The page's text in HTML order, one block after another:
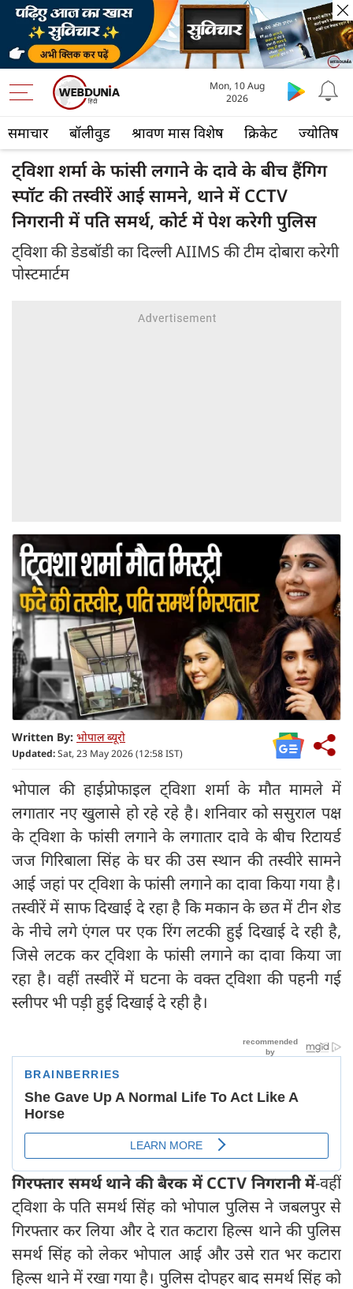
समाचार बॉलीवुड श्रावण मास विशेष क्रिकेट ज्योतिष
Mon, 10 Aug
2026
ट्विशा शर्मा के फांसी लगाने के दावे के बीच हैंगिग
स्पॉट की तस्वीरें आई सामने, थाने में CCTV
निगरानी में पति समर्थ, कोर्ट में पेश करेगी पुलिस
ट्विशा की डेडबॉडी का दिल्ली AIIMS की टीम दोबारा करेगी
पोस्टमार्टम
Written By: भोपाल ब्यूरो
Updated:Sat, 23 May 2026 (12:58 IST)
भोपाल की हाईप्रोफाइल ट्विशा शर्मा के मौत मामले में
लगातार नए खुलासे हो रहे रहे है। शनिवार को ससुराल पक्ष
के ट्विशा के फांसी लगाने के लगातार दावे के बीच रिटायर्ड
जज गिरिबाला सिंह के घर की उस स्थान की तस्वीरे सामने
आई जहां पर ट्विशा के फांसी लगाने का दावा किया गया है।
तस्वीरें में साफ दिखाई दे रहा है कि मकान के छत में टीन शेड
के नीचे लगे एंगल पर एक रिंग लटकी हुई दिखाई दे रही है,
जिसे लटक कर ट्विशा के फांसी लगाने का दावा किया जा
रहा है। वहीं तस्वीरें में घटना के वक्त ट्विशा की पहनी गई
स्लीपर भी पड़ी हुई दिखाई दे रही है।
गिरफ्तार समर्थ थाने की बैरक में CCTV निगरानी में-वहीं
ट्विशा के पति समर्थ सिंह को भोपाल पुलिस ने जबलपुर से
गिरफ्तार कर लिया और दे रात कटारा हिल्स थाने की पुलिस
समर्थ सिंह को लेकर भोपाल आई और उसे रात भर कटारा
हिल्स थाने में रखा गया है। पुलिस दोपहर बाद समर्थ सिंह को